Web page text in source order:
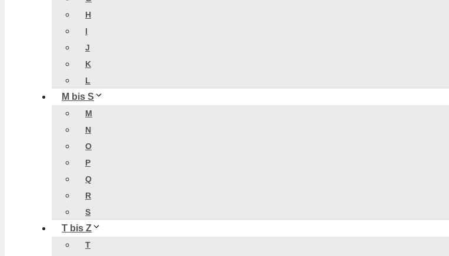
H
I
J
K
L
M bis S
M
N
O
P
Q
R
S
T bis Z
T